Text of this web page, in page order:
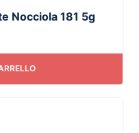
Nocciola 181 5g